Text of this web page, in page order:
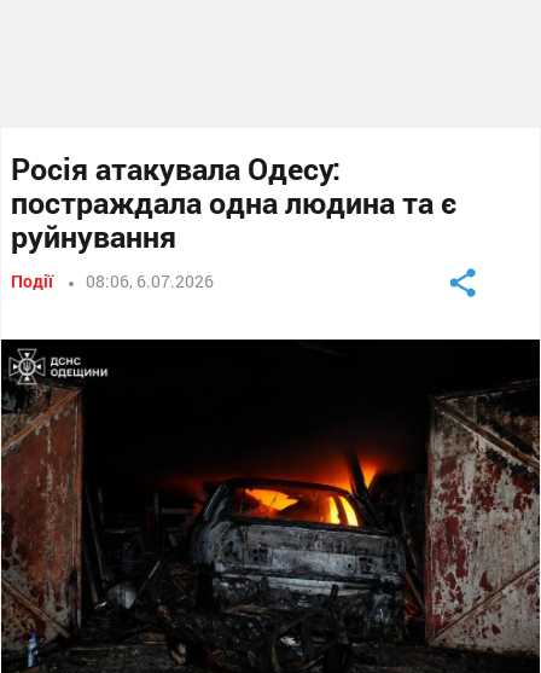
Росія атакувала Одесу:
постраждала одна людина та є
руйнування
Події 08:06, 6.07.2026